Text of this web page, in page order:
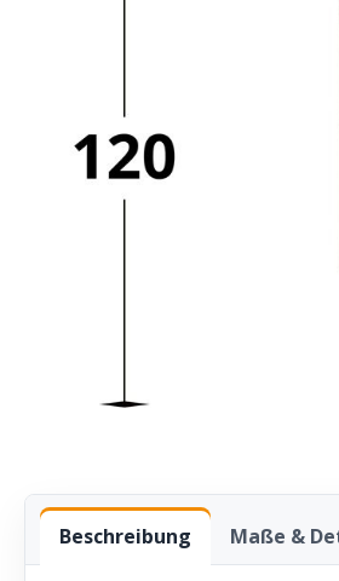
Beschreibung Maße &